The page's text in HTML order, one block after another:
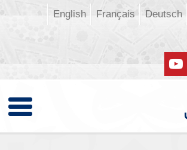
Deutsch
Français
English